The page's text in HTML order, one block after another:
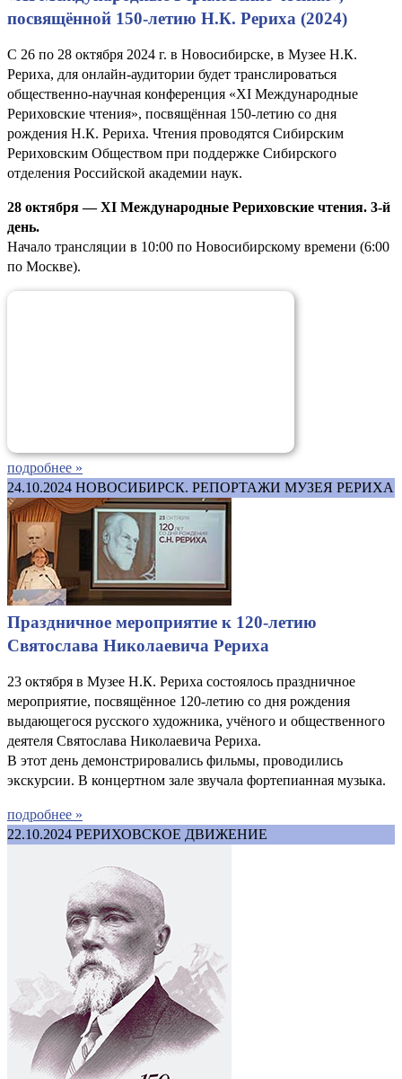
посвящённой 150-летию Н.К. Рериха (2024)
С 26 по 28 октября 2024 г. в Новосибирске, в Музее Н.К.
Рериха, для онлайн-аудитории будет транслироваться
общественно-научная конференция «XI Международные
Рериховские чтения», посвящённая 150-летию со дня
рождения Н.К. Рериха. Чтения проводятся Сибирским
Рериховским Обществом при поддержке Сибирского
отделения Российской академии наук.
28 октября — XI Международные Рериховские чтения. 3-й
день.
Начало трансляции в 10:00 по Новосибирскому времени (6:00
по Москве).
подробнее »
24.10.2024 НОВОСИБИРСК. РЕПОРТАЖИ МУЗЕЯ РЕРИХА
Праздничное мероприятие к 120-летию
Святослава Николаевича Рериха
23 октября в Музее Н.К. Рериха состоялось праздничное
мероприятие, посвящённое 120-летию со дня рождения
выдающегося русского художника, учёного и общественного
деятеля Святослава Николаевича Рериха.
В этот день демонстрировались фильмы, проводились
экскурсии. В концертном зале звучала фортепианная музыка.
подробнее »
22.10.2024 РЕРИХОВСКОЕ ДВИЖЕНИЕ